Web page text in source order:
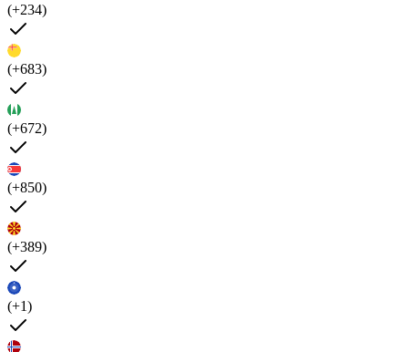
(+234)
(+683)
(+672)
(+850)
(+389)
(+1)